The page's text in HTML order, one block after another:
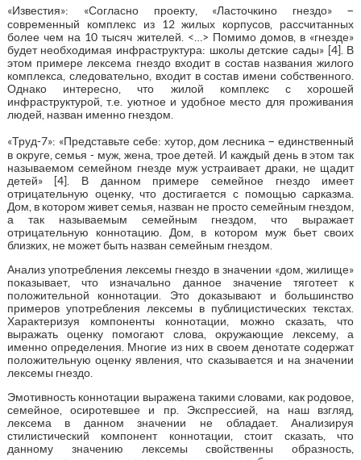
«Известия»: «Согласно проекту, «Ласточкино гнездо»–
современный комплекс из 12 жилых корпусов, рассчитанных
более чем на 10 тысяч жителей. <…> Помимо домов, в «гнезде»
будет необходимая инфраструктура: школы детские сады» [4]. В
этом примере лексема гнездо входит в состав названия жилого
комплекса, следовательно, входит в состав имени собственного.
Однако интересно, что жилой комплекс с хорошей
инфраструктурой, т.е. уютное и удобное место для проживания
людей, назван именно гнездом.
«Труд-7»: «Представьте себе: хутор, дом лесника– единственный
в округе, семья - муж, жена, трое детей. И каждый день в этом так
называемом семейном гнезде муж устраивает драки, не щадит
детей» [4]. В данном примере семейное гнездо имеет
отрицательную оценку, что достигается с помощью сарказма.
Дом, в котором живет семья, назван не просто семейным гнездом,
а так называемым семейным гнездом, что выражает
отрицательную коннотацию. Дом, в котором муж бьет своих
близких, не может быть назван семейным гнездом.
Анализ употребления лексемы гнездо в значении «дом, жилище»
показывает, что изначально данное значение тяготеет к
положительной коннотации. Это доказывают и большинство
примеров употребления лексемы в публицистических текстах.
Характеризуя компоненты коннотации, можно сказать, что
выражать оценку помогают слова, окружающие лексему, а
именно определения. Многие из них в своем денотате содержат
положительную оценку явления, что сказывается и на значении
лексемы гнездо.
Эмотивность коннотации выражена такими словами, как родовое,
семейное, осиротевшее и пр. Экспрессией, на наш взгляд,
лексема в данном значении не обладает. Анализируя
стилистический компонент коннотации, стоит сказать, что
данному значению лексемы свойственны образность,